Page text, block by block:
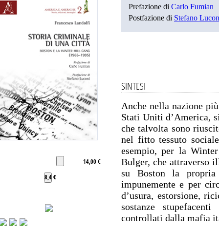
14,00 €
8,4 €
Prefazione di Carlo Fumian
Postfazione di Stefano
SINTESI
Anche nella nazione
Stati Uniti d’America,
che talvolta sono
nel fitto tessuto
esempio, per la
Bulger, che attraverso
su Boston la propria
impunemente e per
d’usura, estorsione,
sostanze
controllati dalla mafia